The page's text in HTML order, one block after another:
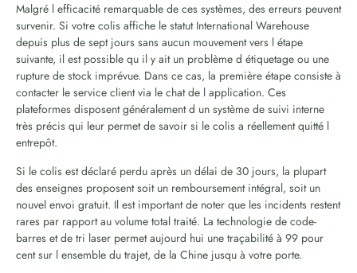
Malgré l efficacité remarquable de ces systèmes, des erreurs peuvent
survenir. Si votre colis affiche le statut International Warehouse
depuis plus de sept jours sans aucun mouvement vers l étape
suivante, il est possible qu il y ait un problème d étiquetage ou une
rupture de stock imprévue. Dans ce cas, la première étape consiste à
contacter le service client via le chat de l application. Ces
plateformes disposent généralement d un système de suivi interne
très précis qui leur permet de savoir si le colis a réellement quitté l
entrepôt.
Si le colis est déclaré perdu après un délai de 30 jours, la plupart
des enseignes proposent soit un remboursement intégral, soit un
nouvel envoi gratuit. Il est important de noter que les incidents restent
rares par rapport au volume total traité. La technologie de code-
barres et de tri laser permet aujourd hui une traçabilité à 99 pour
cent sur l ensemble du trajet, de la Chine jusqu à votre porte.